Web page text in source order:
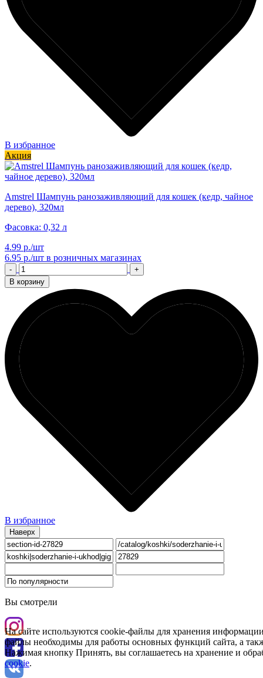
В избранное
Акция
Amstrel Шампунь ранозаживляющий для кошек (кедр, чайное
дерево), 320мл
Фасовка: 0,32 л
4.99 р./шт
6.95 р./шт в розничных магазинах
-
+
В корзину
В избранное
Наверх
Вы смотрели
На сайте используются cookie-файлы для хранения
файлы необходимы для работы основных функций сайта, а
Нажимая кнопку Принять, вы соглашаетесь на хранение и
cookie.